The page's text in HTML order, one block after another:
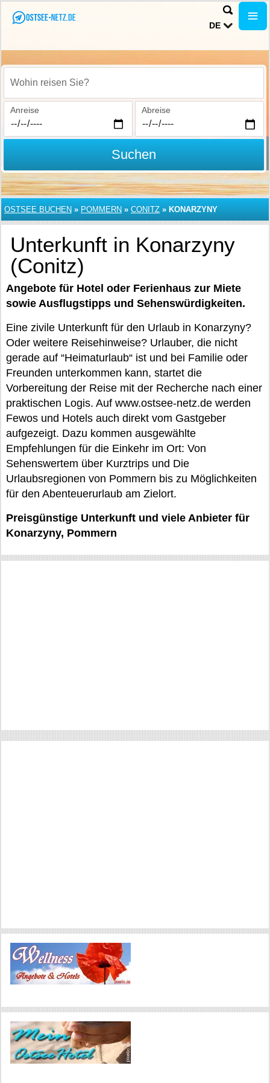
DE
Wohin reisen Sie?
Anreise Abreise
Suchen
OSTSEE BUCHEN » POMMERN » CONITZ » KONARZYNY
Unterkunft in Konarzyny
(Conitz)
Angebote für Hotel oder Ferienhaus zur Miete
sowie Ausflugstipps und Sehenswürdigkeiten.
Eine zivile Unterkunft für den Urlaub in Konarzyny?
Oder weitere Reisehinweise? Urlauber, die nicht
gerade auf “Heimaturlaub“ ist und bei Familie oder
Freunden unterkommen kann, startet die
Vorbereitung der Reise mit der Recherche nach einer
praktischen Logis. Auf www.ostsee-netz.de werden
Fewos und Hotels auch direkt vom Gastgeber
aufgezeigt. Dazu kommen ausgewählte
Empfehlungen für die Einkehr im Ort: Von
Sehenswertem über Kurztrips und Die
Urlaubsregionen von Pommern bis zu Möglichkeiten
für den Abenteuerurlaub am Zielort.
Preisgünstige Unterkunft und viele Anbieter für
Konarzyny, Pommern